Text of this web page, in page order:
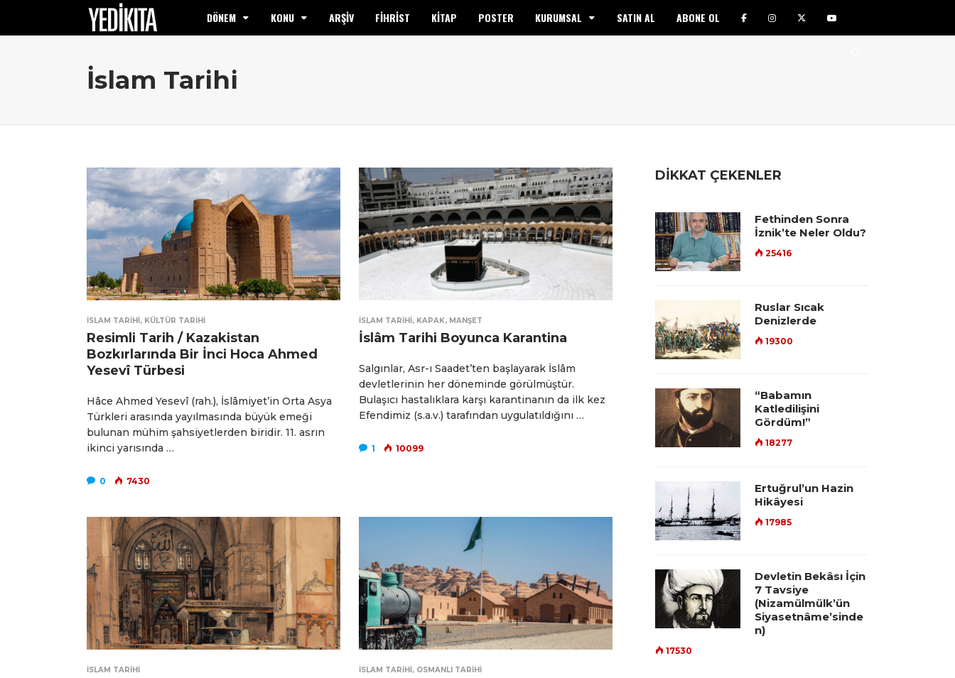
DÖNEM KONU ARŞİV FİHRİST KİTAP POSTER KURUMSAL SATIN AL ABONE OL
İslam Tarihi
İSLAM TARIHI, KÜLTÜR TARIHI
Resimli Tarih / Kazakistan
Bozkırlarında Bir İnci Hoca Ahmed
Yesevî Türbesi
Hâce Ahmed Yesevî (rah.), İslâmiyet’in Orta Asya
Türkleri arasında yayılmasında büyük emeği
bulunan mühim şahsiyetlerden biridir. 11. asrın
ikinci yarısında …
0 7430
İSLAM TARIHI, KAPAK, MANŞET
İslâm Tarihi Boyunca Karantina
Salgınlar, Asr-ı Saadet’ten başlayarak İslâm
devletlerinin her döneminde görülmüştür.
Bulaşıcı hastalıklara karşı karantinanın da ilk kez
Efendimiz (s.a.v.) tarafından uygulatıldığını …
1 10099
İSLAM TARIHI İSLAM TARIHI, OSMANLI TARIHI
DİKKAT ÇEKENLER
Fethinden Sonra
İznik’te Neler Oldu?
25416
Ruslar Sıcak
Denizlerde
19300
“Babamın
Katledilişini
Gördüm!”
18277
Ertuğrul’un Hazin
Hikâyesi
17985
Devletin Bekâsı İçin
7 Tavsiye
(Nizamülmülk’ün
Siyasetnâme’sinde
n)
17530